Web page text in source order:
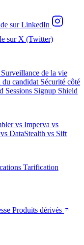
sur LinkedIn
sur X (Twitter)
Surveillance de la vie
candidat Sécurité côté
Sessions Signup Shield
vs Imperva vs
vs DataStealth vs Sift
Tarification
Produits dérivés